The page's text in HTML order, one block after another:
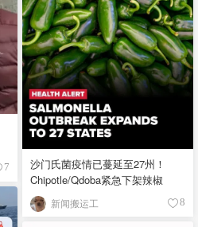
7
沙门氏菌疫情已蔓延至27州！
Chipotle/Qdoba紧急下架辣椒
新闻搬运工 8